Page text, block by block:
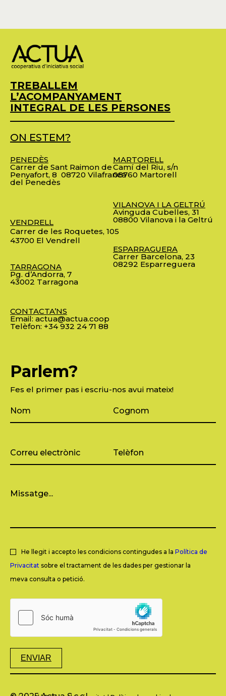
TREBALLEM
L’ACOMPANYAMENT
INTEGRAL DE LES PERSONES
ON ESTEM?
PENEDÈS
Carrer de Sant Raimon de
Penyafort, 8 08720 Vilafranca
del Penedès
VENDRELL
Carrer de les Roquetes, 105
43700 El Vendrell
TARRAGONA
Pg. d’Andorra, 7
43002 Tarragona
CONTACTA’NS
Email: actua@actua.coop
Telèfon: +34 932 24 71 88
MARTORELL
Camí del Riu, s/n
08760 Martorell
VILANOVA I LA GELTRÚ
Avinguda Cubelles, 31
08800 Vilanova i la Geltrú
ESPARRAGUERA
Carrer Barcelona, 23
08292 Esparreguera
Parlem?
Fes el primer pas i escriu-nos avui mateix!
He llegit i accepto les condicions contingudes a la Política de
Privacitat sobre el tractament de les dades per gestionar la
meva consulta o petició.
ENVIAR